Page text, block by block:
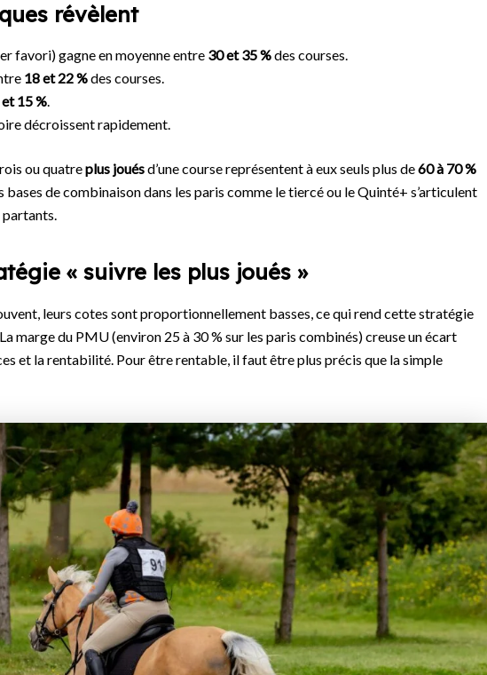
révèlent
favori) gagne en moyenne entre 30 et 35 %des courses.
18 et 22 %des courses.
15 %.
décroissent rapidement.
ou quatreplus jouésd’une course représentent à eux seuls plus de60 à 70 %
bases de combinaison dans les paris comme le tiercé ou le Quinté+ s’articulent
partants.
« suivre les plus joués »
leurs cotes sont proportionnellement basses, ce qui rend cette stratégie
marge du PMU (environ 25 à 30 % sur les paris combinés) creuse un écart
et la rentabilité. Pour être rentable, il faut être plus précis que la simple